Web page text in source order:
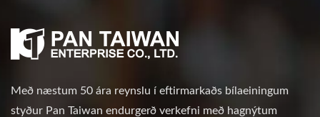
Með næstum 50 ára reynslu í eftirmarkaðs bílaeiningum
styður Pan Taiwan endurgerð verkefni með hagnýtum